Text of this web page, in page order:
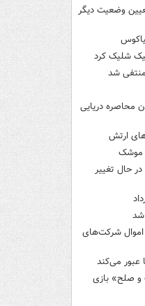
وضعیت دیگر
شلیک کرد
شد
محاصره دریایی
ارتش
موشک
حال تغییر
از اموال شرکت‌های
عبور می‌کند
و صلح‌» بازی